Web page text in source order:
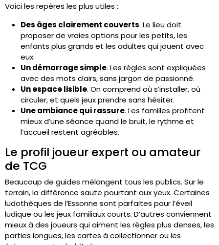
Voici les repères les plus utiles :
Des âges clairement couverts. Le lieu doit
proposer de vraies options pour les petits, les
enfants plus grands et les adultes qui jouent avec
eux.
Un démarrage simple. Les règles sont expliquées
avec des mots clairs, sans jargon de passionné.
Un espace lisible. On comprend où s’installer, où
circuler, et quels jeux prendre sans hésiter.
Une ambiance qui rassure. Les familles profitent
mieux d’une séance quand le bruit, le rythme et
l’accueil restent agréables.
Le profil joueur expert ou amateur
de TCG
Beaucoup de guides mélangent tous les publics. Sur le
terrain, la différence saute pourtant aux yeux. Certaines
ludothèques de l’Essonne sont parfaites pour l’éveil
ludique ou les jeux familiaux courts. D’autres conviennent
mieux à des joueurs qui aiment les règles plus denses, les
parties longues, les cartes à collectionner ou les